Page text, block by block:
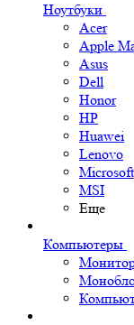
Ноутбуки
Acer
Apple
Asus
Dell
Honor
HP
Huawei
Lenovo
Microsoft
MSI
Еще
Компьютеры